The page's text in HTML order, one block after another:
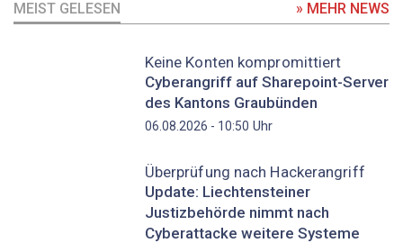
MEIST GELESEN » MEHR NEWS
Keine Konten kompromittiert
Cyberangriff auf Sharepoint-Server
des Kantons Graubünden
06.08.2026 - 10:50 Uhr
Überprüfung nach Hackerangriff
Update: Liechtensteiner
Justizbehörde nimmt nach
Cyberattacke weitere Systeme